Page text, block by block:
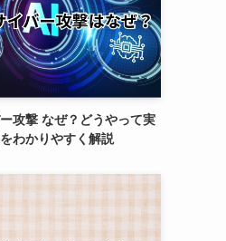
攻撃 なぜ？どうやって実
わかりやすく解説